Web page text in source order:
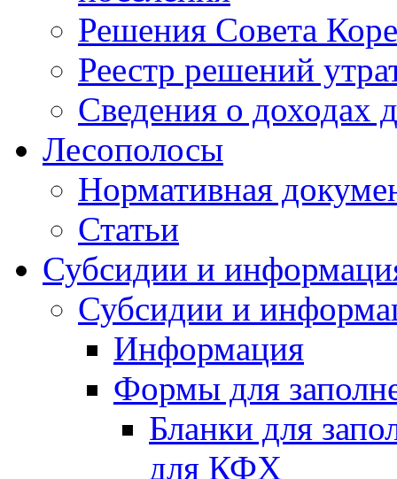
Решения Совета
Реестр решений
Сведения о доходах
Лесополосы
Нормативная
Статьи
Субсидии и
Субсидии и
Информация
Формы для
Бланки для
для КФХ